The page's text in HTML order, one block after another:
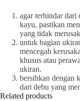
agar terhindar dari
kayu, pastikan
yang tidak
untuk bagian
mencegah
khusus atau
ukiran.
bersihkan dengan
dari debu yang
Related products